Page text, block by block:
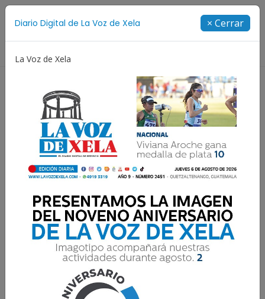
Diario Digital de La Voz de Xela × Cerrar
La Voz de Xela
El ateo “bueno”
Oswaldo Soto 8 Noviembre 2025 08:00